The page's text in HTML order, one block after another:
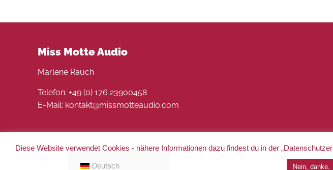
Miss Motte Audio
Marlene Rauch
Telefon: +49 (0) 176 23900458
E-Mail: kontakt@missmotteaudio.com
Datenschutz
Diese Website verwendet Cookies - nähere Informationen dazu findest du in der
Nein, danke.
Deutsch